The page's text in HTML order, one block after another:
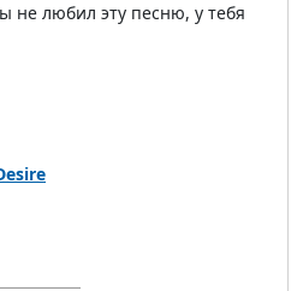
не любил эту песню, у тебя